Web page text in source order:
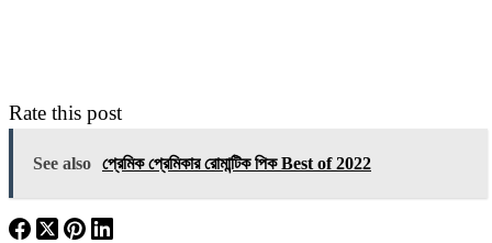
Rate this post
See also প্রেমিক প্রেমিকার রোমান্টিক পিক Best of 2022